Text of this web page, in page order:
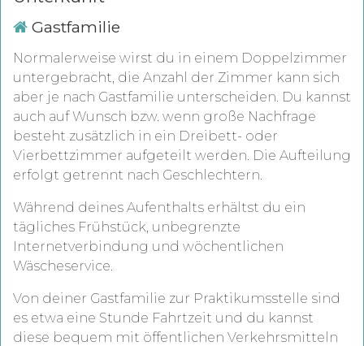
Gastfamilie
Normalerweise wirst du in einem Doppelzimmer
untergebracht, die Anzahl der Zimmer kann sich
aber je nach Gastfamilie unterscheiden. Du kannst
auch auf Wunsch bzw. wenn große Nachfrage
besteht zusätzlich in ein Dreibett- oder
Vierbettzimmer aufgeteilt werden. Die Aufteilung
erfolgt getrennt nach Geschlechtern.
Während deines Aufenthalts erhältst du ein
tägliches Frühstück, unbegrenzte
Internetverbindung und wöchentlichen
Wäscheservice.
Von deiner Gastfamilie zur Praktikumsstelle sind
es etwa eine Stunde Fahrtzeit und du kannst
diese bequem mit öffentlichen Verkehrsmitteln